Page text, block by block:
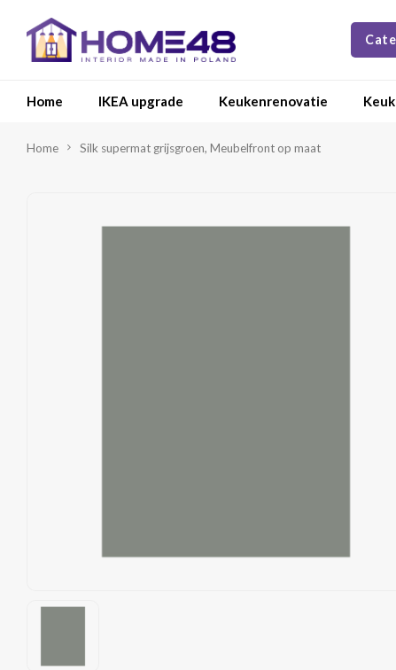
Home IKEA upgrade Keukenrenovatie
Home Silk supermat grijsgroen, Meubelfront op maat